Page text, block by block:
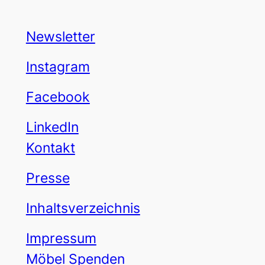
Newsletter
Instagram
Facebook
LinkedIn
Kontakt
Presse
Inhaltsverzeichnis
Impressum
Möbel Spenden